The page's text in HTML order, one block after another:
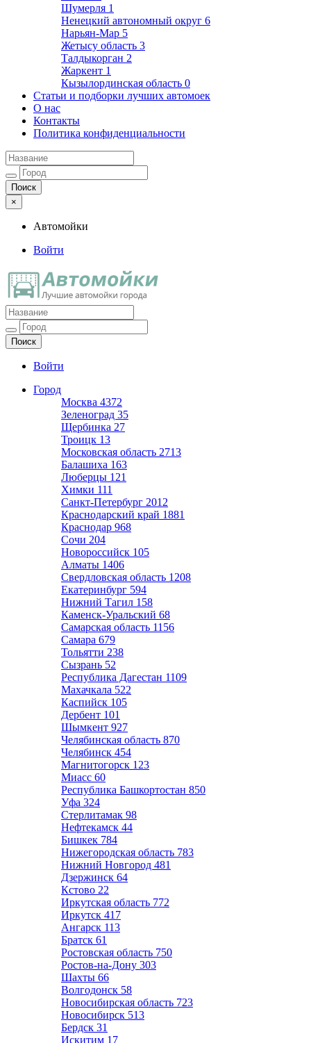
Шумерля 1
Ненецкий автономный округ 6
Нарьян-Мар 5
Жетысу область 3
Талдыкорган 2
Жаркент 1
Кызылординская область 0
Статьи и подборки лучших автомоек
О нас
Контакты
Политика конфиденциальности
×
Автомойки
Войти
Автомойки
Ещё один сайт на WordPress
Войти
Город
Москва 4372
Зеленоград 35
Щербинка 27
Троицк 13
Московская область 2713
Балашиха 163
Люберцы 121
Химки 111
Санкт-Петербург 2012
Краснодарский край 1881
Краснодар 968
Сочи 204
Новороссийск 105
Алматы 1406
Свердловская область 1208
Екатеринбург 594
Нижний Тагил 158
Каменск-Уральский 68
Самарская область 1156
Самара 679
Тольятти 238
Сызрань 52
Республика Дагестан 1109
Махачкала 522
Каспийск 105
Дербент 101
Шымкент 927
Челябинская область 870
Челябинск 454
Магнитогорск 123
Миасс 60
Республика Башкортостан 850
Уфа 324
Стерлитамак 98
Нефтекамск 44
Бишкек 784
Нижегородская область 783
Нижний Новгород 481
Дзержинск 64
Кстово 22
Иркутская область 772
Иркутск 417
Ангарск 113
Братск 61
Ростовская область 750
Ростов-на-Дону 303
Шахты 66
Волгодонск 58
Новосибирская область 723
Новосибирск 513
Бердск 31
Искитим 17